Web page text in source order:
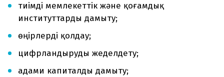
тиімді мемлекеттік және қоғамдық
институттарды дамыту;
өңірлерді қолдау;
цифрландыруды жеделдету;
адами капиталды дамыту;